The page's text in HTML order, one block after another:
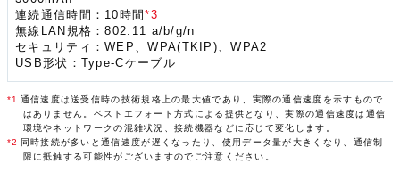
連続通信時間：10時間*3
無線LAN規格：802.11 a/b/g/n
セキュリティ：WEP、WPA(TKIP)、WPA2
USB形状：Type-Cケーブル
*1 通信速度は送受信時の技術規格上の最大値であり、実際の通信速度を示すもので
はありません。ベストエフォート方式による提供となり、実際の通信速度は通信
環境やネットワークの混雑状況、接続機器などに応じて変化します。
*2
同時接続が多いと通信速度が遅くなったり、使用データ量が大きくなり、通信制
限に抵触する可能性がございますのでご注意ください。